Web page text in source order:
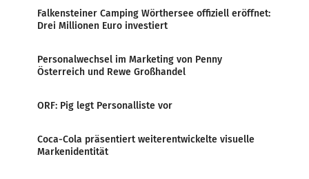
Falkensteiner Camping Wörthersee offiziell eröffnet:
Drei Millionen Euro investiert
Personalwechsel im Marketing von Penny
Österreich und Rewe Großhandel
ORF: Pig legt Personalliste vor
Coca-Cola präsentiert weiterentwickelte visuelle
Markenidentität